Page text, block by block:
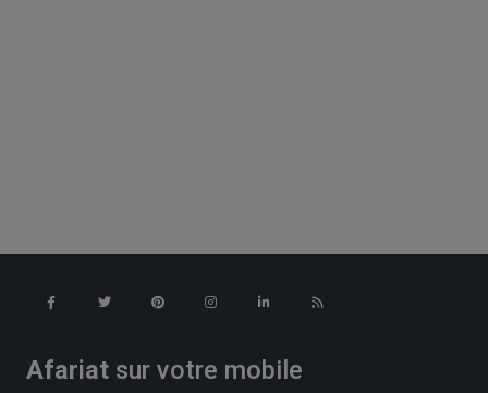
Afariat sur votre mobile